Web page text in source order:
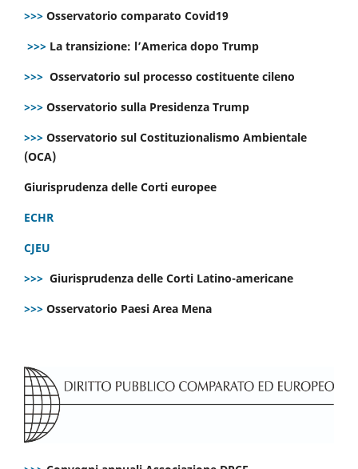
>>> Osservatorio comparato Covid19
>>> La transizione: l’America dopo Trump
>>> Osservatorio sul processo costituente cileno
>>> Osservatorio sulla Presidenza Trump
>>> Osservatorio sul Costituzionalismo Ambientale
(OCA)
Giurisprudenza delle Corti europee
ECHR
CJEU
>>> Giurisprudenza delle Corti Latino-americane
>>> Osservatorio Paesi Area Mena